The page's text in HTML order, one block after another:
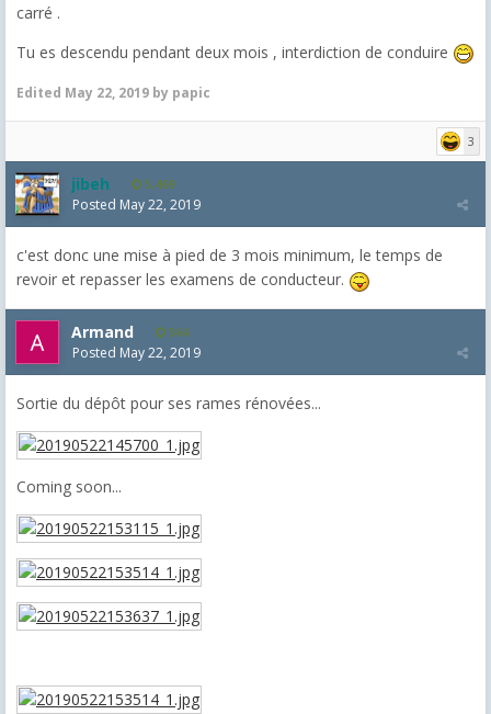
carré .
Tu es descendu pendant deux mois , interdiction de conduire
Edited May 22, 2019 by papic
3
jibeh 5,469
Posted May 22, 2019
c'est donc une mise à pied de 3 mois minimum, le temps de
revoir et repasser les examens de conducteur.
Armand 564
Posted May 22, 2019
Sortie du dépôt pour ses rames rénovées...
Coming soon...